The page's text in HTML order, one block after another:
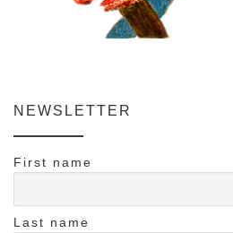
NEWSLETTER
First name
Last name